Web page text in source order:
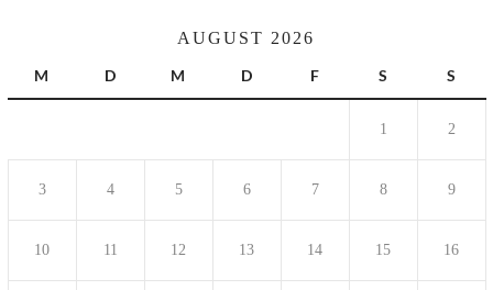
AUGUST 2026
M
D M D F S S
1 2
3 4 5 6 7 8 9
10 11 12 13 14 15 16